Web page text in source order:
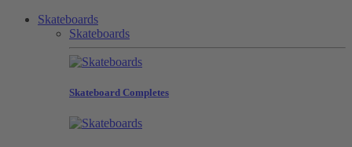
Skateboards
Skateboards
Skateboard Completes